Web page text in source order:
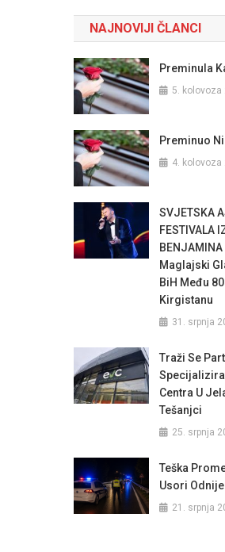
NAJNOVIJI ČLANCI
Preminula
5. kolovoza
Preminuo
4. kolovoza
SVJETSKA
FESTIVALA
Maglajski
BiH Među
Kirgistanu
31. srpnja
Traži Se
Centra U
Tešanjci
25. srpnja
Teška
Usori
21. srpnja